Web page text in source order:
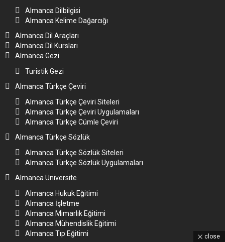
Almanca Dilbilgisi
Almanca Kelime Dağarcığı
Almanca Dil Araçları
Almanca Dil Kursları
Almanca Gezi
Turistik Gezi
Almanca Türkçe Çeviri
Almanca Türkçe Çeviri Siteleri
Almanca Türkçe Çeviri Uygulamaları
Almanca Türkçe Cümle Çeviri
Almanca Türkçe Sözlük
Almanca Türkçe Sözlük Siteleri
Almanca Türkçe Sözlük Uygulamaları
Almanca Üniversite
Almanca Hukuk Eğitimi
Almanca İşletme
Almanca Mimarlık Eğitimi
Almanca Mühendislik Eğitimi
Almanca Tıp Eğitimi
close